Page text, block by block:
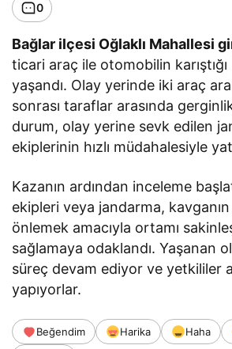
0
Bağlar ilçesi Oğlaklı Mahallesi
ticari araç ile otomobilin
yaşandı. Olay yerinde iki araç
sonrası taraflar arasında
durum, olay yerine sevk edilen
ekiplerinin hızlı müdahalesiyle
Kazanın ardından inceleme
ekipleri veya jandarma, kavganın
önlemek amacıyla ortamı
sağlamaya odaklandı. Yaşanan
süreç devam ediyor ve yetkililer
yapıyorlar.
Beğendim Harika Haha